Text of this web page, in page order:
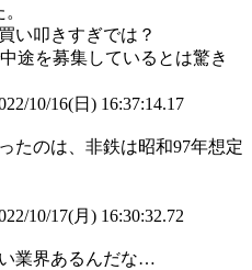
い叩きすぎでは？
途を募集しているとは驚き
10/16(日) 16:37:14.17
たのは、非鉄は昭和97年想定
10/17(月) 16:30:32.72
業界あるんだな…